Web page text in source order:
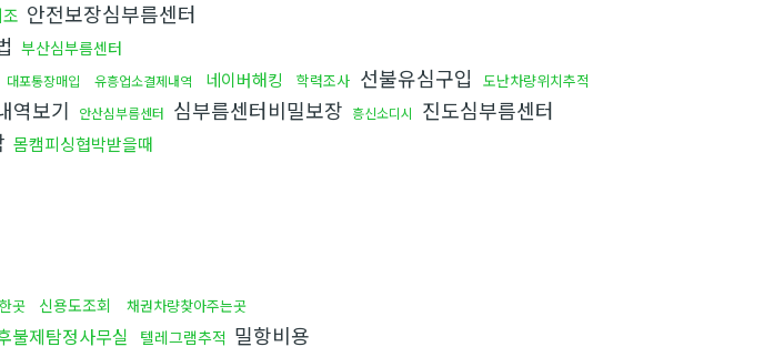
안전보장심부름센터
부산심부름센터
대포통장매입 유흥업소결제내역 네이버해킹 학력조사 선불유심구입 도난차량위치추적
역보기 안산심부름센터 심부름센터비밀보장 흥신소디시 진도심부름센터
몸캠피싱협박받을때
곳 신용도조회 채권차량찾아주는곳
불제탐정사무실 텔레그램추적 밀항비용